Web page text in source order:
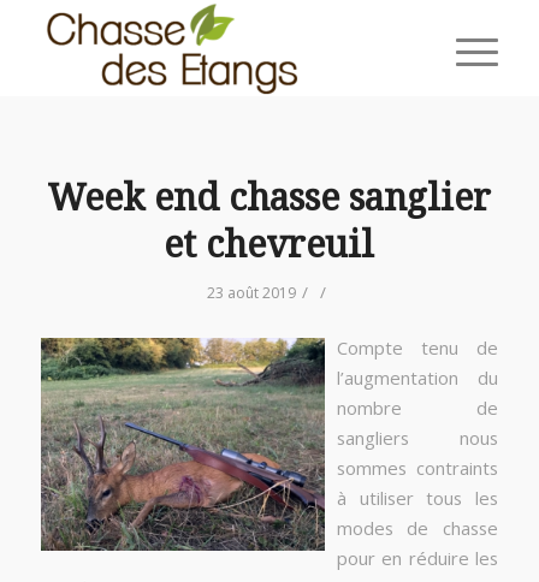
Week end chasse sanglier
et chevreuil
23 août 2019 / /
Compte tenu de
l’augmentation du
nombre de
sangliers nous
sommes contraints
à utiliser tous les
modes de chasse
pour en réduire les